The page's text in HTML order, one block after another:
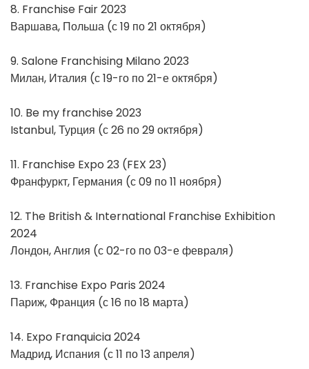
8. Franchise Fair 2023
Варшава, Польша (с 19 по 21 октября)
9. Salone Franchising Milano 2023
Милан, Италия (с 19-го по 21-е октября)
10. Be my franchise 2023
Istanbul, Турция (с 26 по 29 октября)
11. Franchise Expo 23 (FEX 23)
Франфуркт, Германия (с 09 по 11 ноября)
12. The British & International Franchise Exhibition
2024
Лондон, Англия (с 02-го по 03-е февраля)
13. Franchise Expo Paris 2024
Париж, Франция (с 16 по 18 марта)
14. Expo Franquicia 2024
Мадрид, Испания (с 11 по 13 апреля)